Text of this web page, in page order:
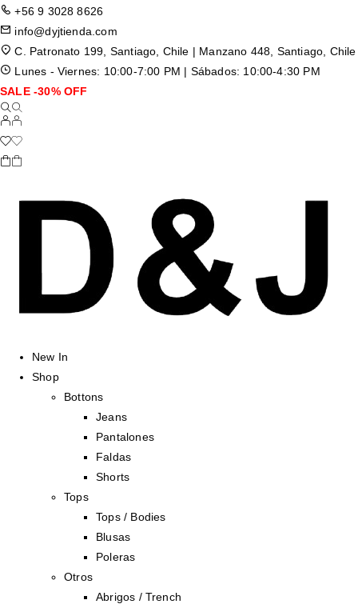
+56 9 3028 8626
info@dyjtienda.com
C. Patronato 199, Santiago, Chile | Manzano 448, Santiago, Chile
Lunes - Viernes: 10:00-7:00 PM | Sábados: 10:00-4:30 PM
SALE -30% OFF
New In
Shop
Bottons
Jeans
Pantalones
Faldas
Shorts
Tops
Tops / Bodies
Blusas
Poleras
Otros
Abrigos / Trench